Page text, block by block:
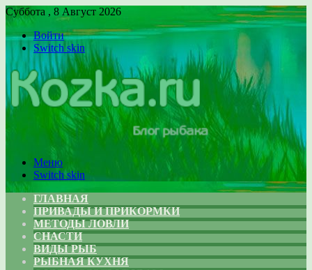
Суббота , 8 Август 2026
Войти
Switch skin
Меню
Switch skin
ГЛАВНАЯ
ПРИВАДЫ И ПРИКОРМКИ
МЕТОДЫ ЛОВЛИ
СНАСТИ
ВИДЫ РЫБ
РЫБНАЯ КУХНЯ